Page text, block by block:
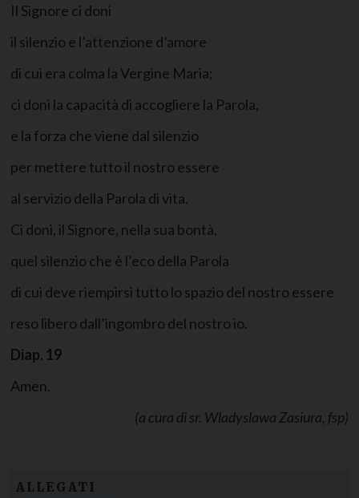
Il Signore ci doni
il silenzio e l’attenzione d’amore
di cui era colma la Vergine Maria;
ci doni la capacità di accogliere la Parola,
e la forza che viene dal silenzio
per mettere tutto il nostro essere
al servizio della Parola di vita.
Ci doni, il Signore, nella sua bontà,
quel silenzio che è l’eco della Parola
di cui deve riempirsi tutto lo spazio del nostro essere
reso libero dall’ingombro del nostro io.
Diap. 19
Amen.
(a cura di sr. Wladyslawa Zasiura, fsp)
ALLEGATI